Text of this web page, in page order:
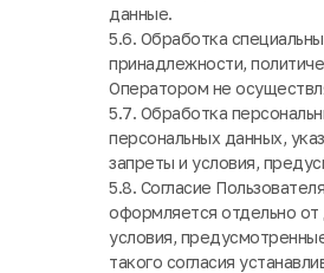
данные.
5.6. Обработка
принадлежности,
Оператором не
5.7. Обработка
персональных данных,
запреты и условия,
5.8. Согласие
оформляется отдельно от
условия,
такого согласия